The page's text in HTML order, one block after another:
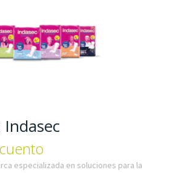
especializada en soluciones para la